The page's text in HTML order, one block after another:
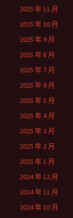
2025 年 11 月
2025 年 10 月
2025 年 9 月
2025 年 8 月
2025 年 7 月
2025 年 6 月
2025 年 5 月
2025 年 4 月
2025 年 3 月
2025 年 2 月
2025 年 1 月
2024 年 12 月
2024 年 11 月
2024 年 10 月